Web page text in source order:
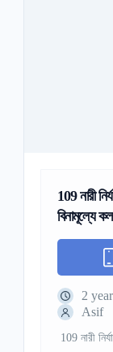
109 নারী
বিনামূল্যে
2
Asif
109 নারী